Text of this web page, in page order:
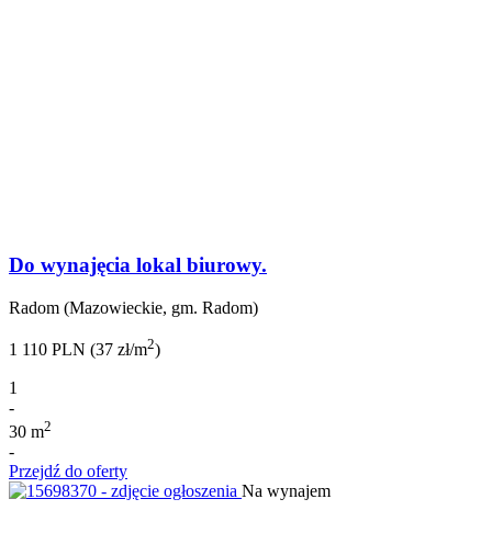
Do wynajęcia lokal biurowy.
Radom (Mazowieckie, gm. Radom)
1 110 PLN (37 zł/m2)
1
-
30 m2
-
Przejdź do oferty
Na wynajem